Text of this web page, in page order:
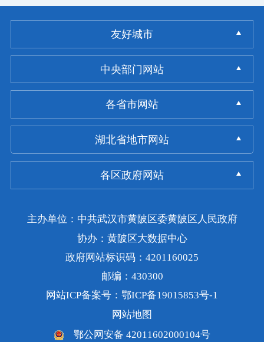
友好城市
中央部门网站
各省市网站
湖北省地市网站
各区政府网站
主办单位：中共武汉市黄陂区委黄陂区人民政府
协办：黄陂区大数据中心
政府网站标识码：4201160025
邮编：430300
网站ICP备案号：鄂ICP备19015853号-1
网站地图
鄂公网安备 42011602000104号